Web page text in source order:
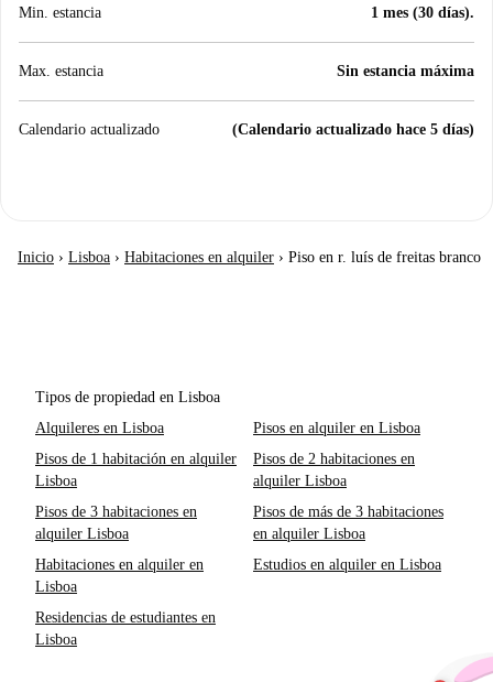
Min. estancia 1 mes (30 días).
Max. estancia Sin estancia máxima
Calendario actualizado (Calendario actualizado hace 5 días)
Inicio › Lisboa › Habitaciones en alquiler › Piso en r. luís de freitas branco
Tipos de propiedad en Lisboa
Alquileres en Lisboa
Pisos en alquiler en Lisboa
Pisos de 1 habitación en alquiler
Lisboa
Pisos de 2 habitaciones en
alquiler Lisboa
Pisos de 3 habitaciones en
alquiler Lisboa
Pisos de más de 3 habitaciones
en alquiler Lisboa
Habitaciones en alquiler en
Lisboa
Estudios en alquiler en Lisboa
Residencias de estudiantes en
Lisboa